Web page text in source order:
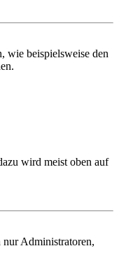
wie beispielsweise den
wird meist oben auf
nur Administratoren,